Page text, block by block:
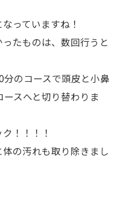
っていますね！
たものは、数回行うと
のコースで頭皮と小鼻
スへと切り替わりま
！！！！
の汚れも取り除きまし